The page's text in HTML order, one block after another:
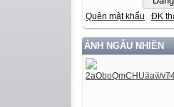
Quên mật khẩu ĐK
ẢNH NGẪU NHIÊN